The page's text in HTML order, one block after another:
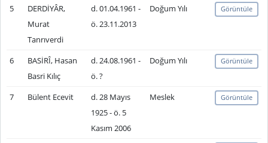
5
DERDİYÂR,
Murat
Tanrıverdi
d. 01.04.1961 -
ö. 23.11.2013
Doğum Yılı Görüntüle
6
BASİRÎ, Hasan
Basri Kılıç
d. 24.08.1961 -
ö. ?
Doğum Yılı Görüntüle
7 Bülent Ecevit
d. 28 Mayıs
1925 - ö. 5
Kasım 2006
Meslek Görüntüle